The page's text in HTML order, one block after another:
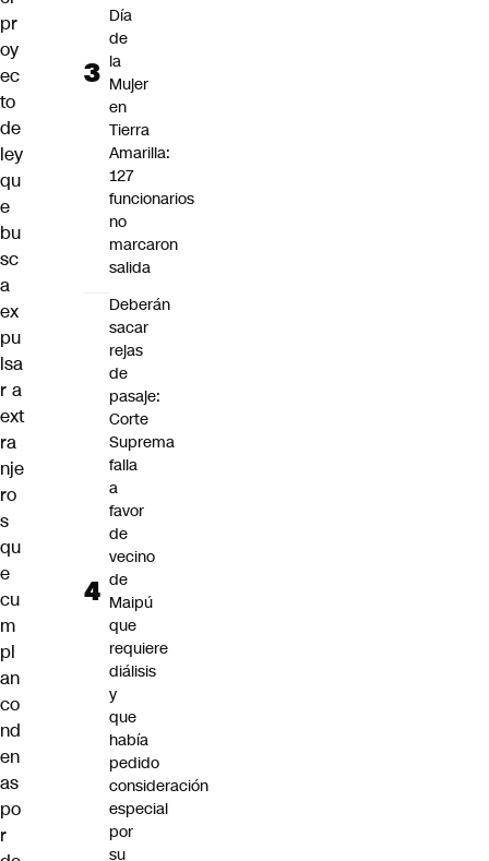
pr
oy
ec
to
de
ley
qu
e
bu
sc
a
ex
pu
lsa
r a
ext
ra
nje
ro
s
qu
e
cu
m
pl
an
co
nd
en
as
po
r
Día
de
la
Mujer
en
Tierra
Amarilla:
127
funcionarios
no
marcaron
salida
Deberán
sacar
rejas
de
pasaje:
Corte
Suprema
falla
a
favor
de
vecino
de
Maipú
que
requiere
diálisis
y
que
había
pedido
consideración
especial
por
su